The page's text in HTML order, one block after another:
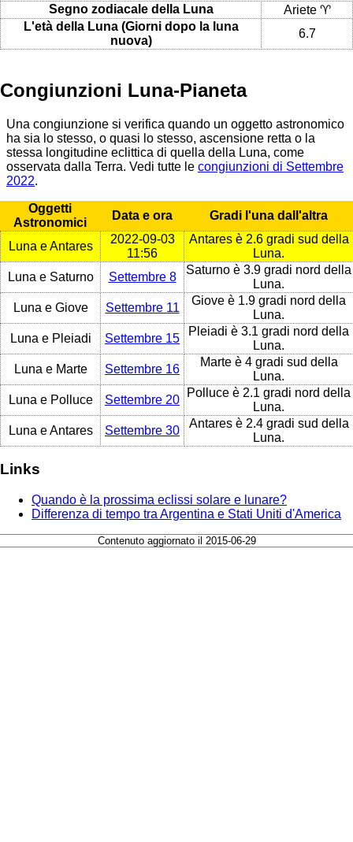
Segno zodiacale della Luna
Ariete ♈
L'età della Luna (Giorni dopo la luna
nuova)
6.7
Congiunzioni Luna-Pianeta
Una congiunzione si verifica quando un oggetto astronomico
ha sia lo stesso, o quasi lo stesso, ascensione retta o la
stessa longitudine eclittica di quella della Luna, come
osservata dalla Terra. Vedi tutte le congiunzioni di Settembre
2022.
Oggetti
Astronomici
Data e ora Gradi l'una dall'altra
Luna e Antares
2022-09-03
11:56
Antares è 2.6 gradi sud della
Luna.
Luna e Saturno
Settembre 8
Saturno è 3.9 gradi nord della
Luna.
Luna e Giove
Settembre 11
Giove è 1.9 gradi nord della
Luna.
Luna e Pleiadi
Settembre 15
Pleiadi è 3.1 gradi nord della
Luna.
Luna e Marte
Settembre 16
Marte è 4 gradi sud della
Luna.
Luna e Polluce
Settembre 20
Polluce è 2.1 gradi nord della
Luna.
Luna e Antares
Settembre 30
Antares è 2.4 gradi sud della
Luna.
Links
Quando è la prossima eclissi solare e lunare?
Differenza di tempo tra Argentina e Stati Uniti d'America
Contenuto aggiornato il 2015-06-29